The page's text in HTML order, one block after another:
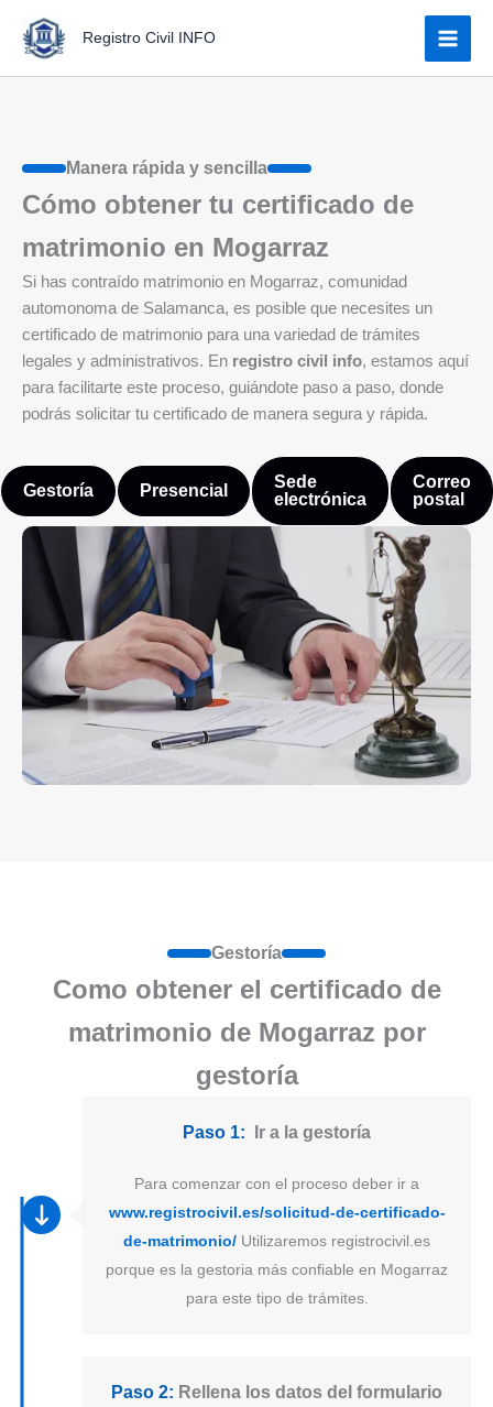
contenido
Registro Civil INFO
Manera rápida y sencilla
Cómo obtener tu certificado de
matrimonio en Mogarraz
Si has contraído matrimonio en Mogarraz, comunidad
automonoma de Salamanca, es posible que necesites un
certificado de matrimonio para una variedad de trámites
legales y administrativos. En registro civil info, estamos aquí
para facilitarte este proceso, guiándote paso a paso, donde
podrás solicitar tu certificado de manera segura y rápida.
Gestoría Presencial
Sede
electrónica
Correo
postal
Gestoría
Como obtener el certificado de
matrimonio de Mogarraz por
gestoría
Paso 1: Ir a la gestoría
Para comenzar con el proceso deber ir a
www.registrocivil.es/solicitud-de-certificado-
de-matrimonio/ Utilizaremos registrocivil.es
porque es la gestoria más confiable en Mogarraz
para este tipo de trámites.
Paso 2: Rellena los datos del formulario